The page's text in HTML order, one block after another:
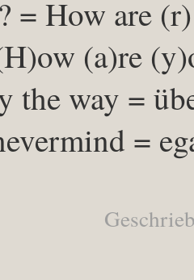
= How are
(a)re
the way =
=